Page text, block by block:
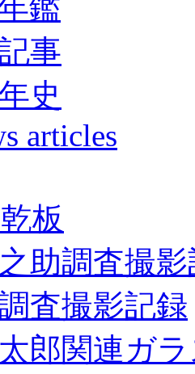
鑑
事
史
articles
板
助調査撮
査撮影記録
郎関連ガ